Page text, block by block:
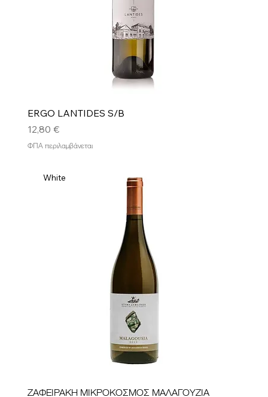
ERGO LANTIDES S/B
Τιμή
12,80 €
ΦΠΑ περιλαμβάνεται
White
ΖΑΦΕΙΡΑΚΗ ΜΙΚΡΟΚΟΣΜΟΣ ΜΑΛΑΓΟΥΖΙΑ